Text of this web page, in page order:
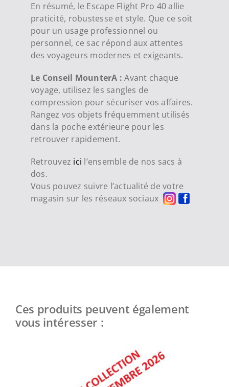
En résumé, le Escape Flight Pro 40 allie
praticité, robustesse et style. Que ce soit
pour un usage professionnel ou
personnel, ce sac répond aux attentes
des voyageurs modernes et exigeants.
Le Conseil MounterA :Avant chaque
voyage, utilisez les sangles de
compression pour sécuriser vos affaires.
Rangez vos objets fréquemment utilisés
dans la poche extérieure pour les
retrouver rapidement.
Retrouvez ici l’ensemble de nos sacs à
dos.
Vous pouvez suivre l’actualité de votre
magasin sur les réseaux sociaux
Ces produits peuvent également
vous intéresser :